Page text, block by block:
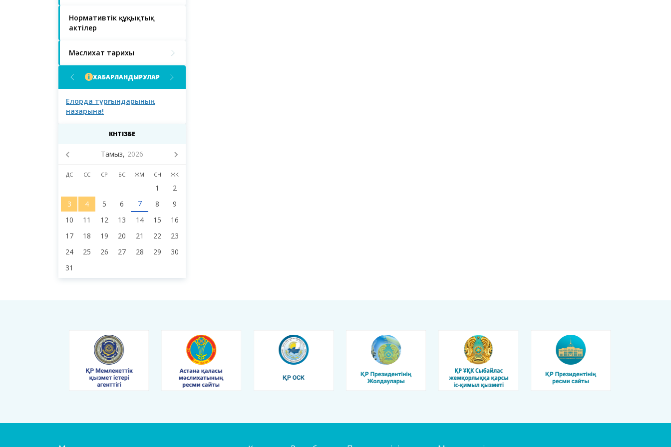
Нормативтік құқықтық
актілер
Мәслихат тарихы
ХАБАРЛАНДЫРУЛАР
Астана қаласының
тұрғындарының назарына!
КҮНТІЗБЕ
Тамыз, 2026
ДС СС СР БС ЖМ СН ЖК
1
2
3
4 5 6 7 8
9
10
11 12 13 14 15
16
17
18 19 20 21 22
23
24
25 26 27 28 29
30
31